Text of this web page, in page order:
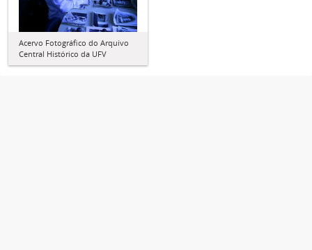
Acervo Fotográfico do Arquivo
Central Histórico da UFV